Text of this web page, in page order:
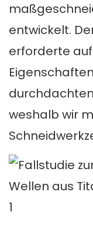
entwickelt.
erforderte
weshalb wir